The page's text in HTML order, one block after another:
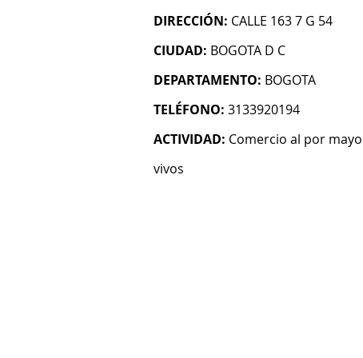
DIRECCIÓN: CALLE 163 7 G 54
CIUDAD: BOGOTA D C
DEPARTAMENTO: BOGOTA
TELÉFONO: 3133920194
ACTIVIDAD: Comercio al por
vivos